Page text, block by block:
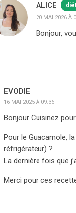
ALICE
20 MAI 2026 À
Bonjour,
EVODIE
16 MAI 2025 À 09:36
Bonjour Cuisinez
Pour le Guacamole,
réfrigérateur) ?
La dernière fois que
Merci pour ces